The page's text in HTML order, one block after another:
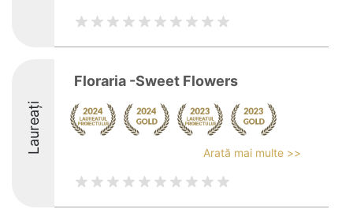
Laureați
Floraria -Sweet Flowers
Arată mai multe >>